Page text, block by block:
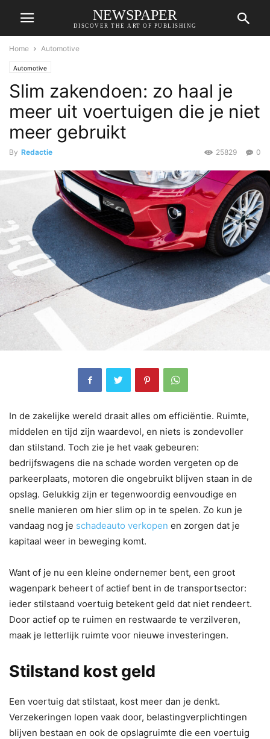
NEWSPAPER
DISCOVER THE ART OF PUBLISHING
Home Automotive
Automotive
Slim zakendoen: zo haal je
meer uit voertuigen die je niet
meer gebruikt
By Redactie 0
25829
In de zakelijke wereld draait alles om efficiëntie. Ruimte,
middelen en tijd zijn waardevol, en niets is zondevoller
dan stilstand. Toch zie je het vaak gebeuren:
bedrijfswagens die na schade worden vergeten op de
parkeerplaats, motoren die ongebruikt blijven staan in de
opslag. Gelukkig zijn er tegenwoordig eenvoudige en
snelle manieren om hier slim op in te spelen. Zo kun je
vandaag nog je schadeauto verkopen en zorgen dat je
kapitaal weer in beweging komt.
Want of je nu een kleine ondernemer bent, een groot
wagenpark beheert of actief bent in de transportsector:
ieder stilstaand voertuig betekent geld dat niet rendeert.
Door actief op te ruimen en restwaarde te verzilveren,
maak je letterlijk ruimte voor nieuwe investeringen.
Stilstand kost geld
Een voertuig dat stilstaat, kost meer dan je denkt.
Verzekeringen lopen vaak door, belastingverplichtingen
blijven bestaan en ook de opslagruimte die een voertuig